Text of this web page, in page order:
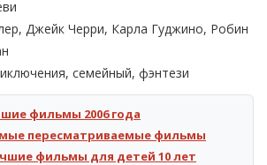
Джейк Черри, Карла Гуджино, Робин
семейный, фэнтези
фильмы 2006 года
пересматриваемые фильмы
фильмы для детей 10 лет